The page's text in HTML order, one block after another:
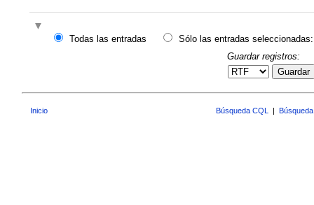
Todas las entradas
Sólo las entradas seleccionadas:
Guardar registros:
Guardar
Inicio Búsqueda CQL